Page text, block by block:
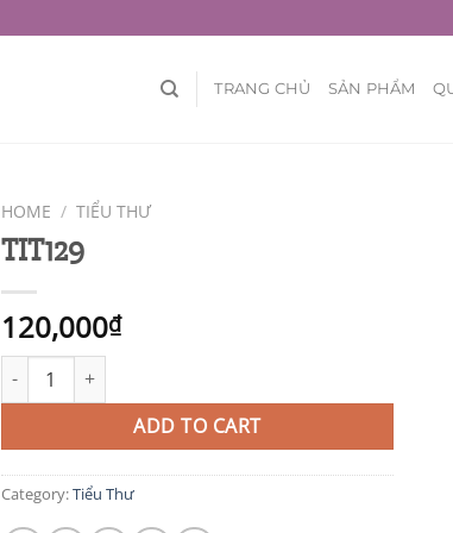
TRANG CHỦ SẢN PHẨM
HOME / TIỂU THƯ
TIT129
120,000₫
TIT129 quantity
ADD TO CART
Category:Tiểu Thư